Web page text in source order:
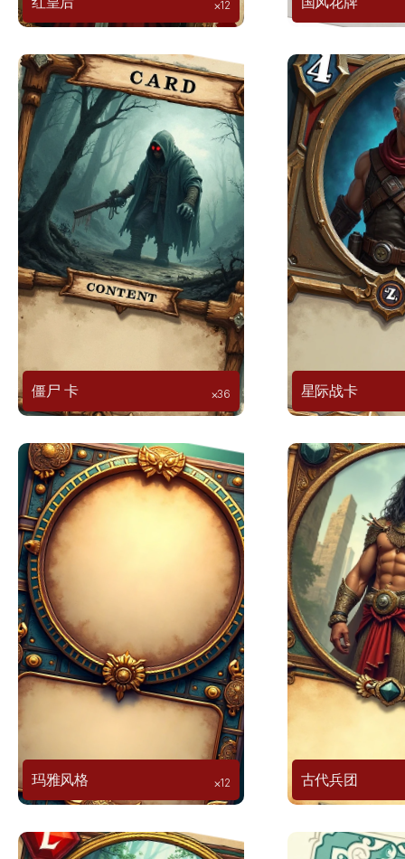
⨉12
僵尸 卡 ⨉36 星际战卡
玛雅风格 ⨉12 古代兵团